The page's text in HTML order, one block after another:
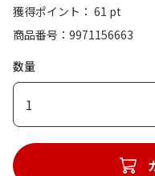
獲得ポイント： 61 pt
商品番号
9971156663
数量
1